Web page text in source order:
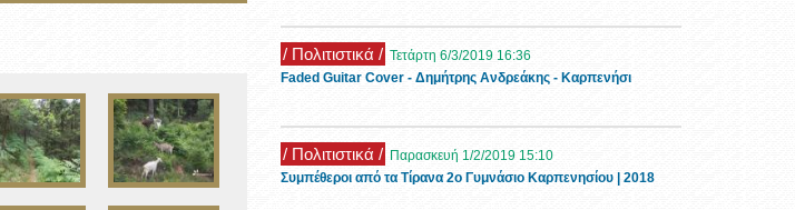
/ Πολιτιστικά / Τετάρτη 6/3/2019 16:36
Faded Guitar Cover - Δημήτρης Ανδρεάκης - Καρπενήσι
/ Πολιτιστικά / Παρασκευή 1/2/2019 15:10
Συμπέθεροι από τα Τίρανα 2ο Γυμνάσιο Καρπενησίου | 2018